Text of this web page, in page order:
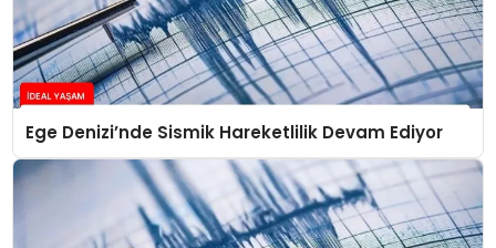
Ege Denizi’nde Sismik Hareketlilik Devam Ediyor